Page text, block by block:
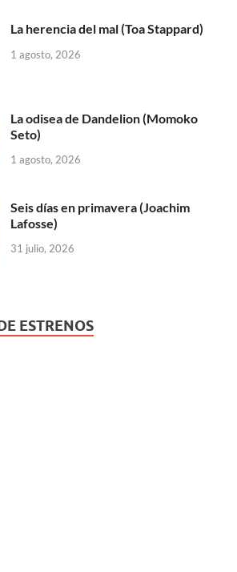
La herencia del mal (Toa Stappard)
1 agosto, 2026
La odisea de Dandelion (Momoko
Seto)
1 agosto, 2026
Seis días en primavera (Joachim
Lafosse)
31 julio, 2026
ESTRENOS